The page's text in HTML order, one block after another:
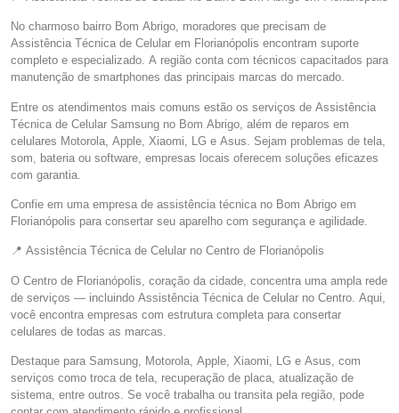
No charmoso bairro Bom Abrigo, moradores que precisam de
Assistência Técnica de Celular em Florianópolis encontram suporte
completo e especializado. A região conta com técnicos capacitados para
manutenção de smartphones das principais marcas do mercado.
Entre os atendimentos mais comuns estão os serviços de Assistência
Técnica de Celular Samsung no Bom Abrigo, além de reparos em
celulares Motorola, Apple, Xiaomi, LG e Asus. Sejam problemas de tela,
som, bateria ou software, empresas locais oferecem soluções eficazes
com garantia.
Confie em uma empresa de assistência técnica no Bom Abrigo em
Florianópolis para consertar seu aparelho com segurança e agilidade.
📍 Assistência Técnica de Celular no Centro de Florianópolis
O Centro de Florianópolis, coração da cidade, concentra uma ampla rede
de serviços — incluindo Assistência Técnica de Celular no Centro. Aqui,
você encontra empresas com estrutura completa para consertar
celulares de todas as marcas.
Destaque para Samsung, Motorola, Apple, Xiaomi, LG e Asus, com
serviços como troca de tela, recuperação de placa, atualização de
sistema, entre outros. Se você trabalha ou transita pela região, pode